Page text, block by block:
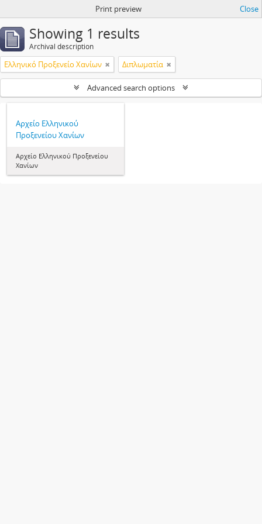
Print preview Close
Showing 1 results
Archival description
Ελληνικό Προξενείο Χανίων Διπλωματία
Advanced search options
Αρχείο Ελληνικού
Προξενείου Χανίων
Αρχείο Ελληνικού Προξενείου
Χανίων